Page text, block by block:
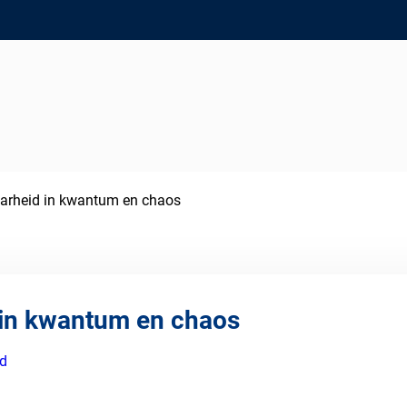
in kwantum en chaos
kwantum en chaos